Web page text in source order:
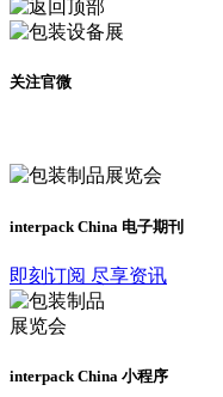
关注官微
interpack China 电子期刊
即刻订阅 尽享资讯
interpack China 小程序